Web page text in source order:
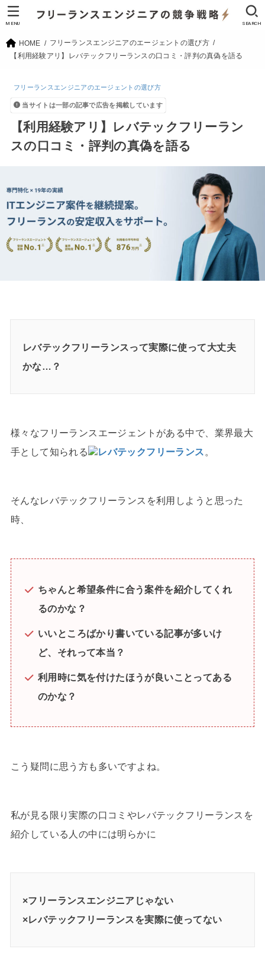
SEARCH
MENU
HOME
フリーランスエンジニアのエージェントの選び方
【利用経験アリ】レバテックフリーランスの口コミ・評判の真偽を語る
フリーランスエンジニアのエージェントの選び方
当サイトは一部の記事で広告を掲載しています
【利用経験アリ】レバテックフリーラン
スの口コミ・評判の真偽を語る
レバテックフリーランスって実際に使って大丈夫
かな…？
様々なフリーランスエージェントがある中で、業界最大
手として知られる
レバテックフリーランス 。
そんなレバテックフリーランスを利用しようと思った
時、
ちゃんと希望条件に合う案件を紹介してくれ
るのかな？
いいところばかり書いている記事が多いけ
ど、それって本当？
利用時に気を付けたほうが良いことってある
のかな？
こう疑問に思う方も多いですよね。
私が見る限り実際の口コミやレバテックフリーランスを
紹介している人の中には明らかに
×フリーランスエンジニアじゃない
×レバテックフリーランスを実際に使ってない